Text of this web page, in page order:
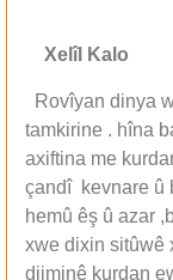
Xelîl Kalo
Rovîyan dinya
tamkirine . hîna
axiftina me
çandî kevnare û
hemû êş û azar
xwe dixin sitûwê
dijminê kurdan